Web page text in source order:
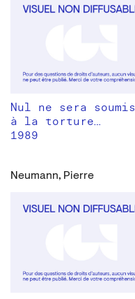
Nul ne sera soumis
à la torture…
1989
Neumann, Pierre